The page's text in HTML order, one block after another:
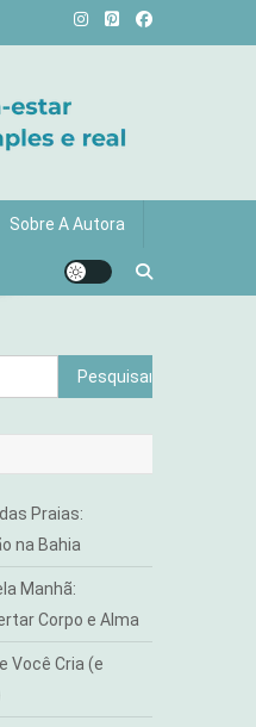
Sobre A Autora
Pesquisar
por:
Praias:
na Bahia
Manhã:
Corpo e Alma
Você Cria (e